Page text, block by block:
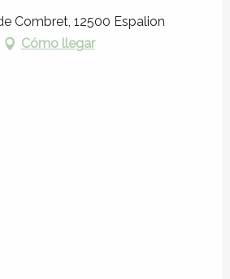
Combret, 12500 Espalion
Cómo llegar